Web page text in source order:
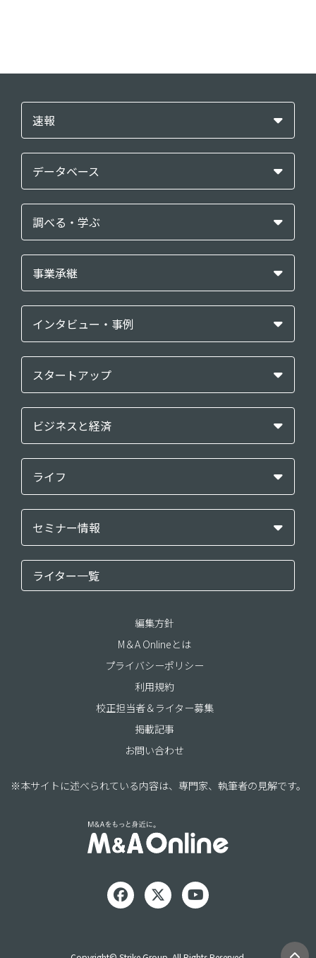
速報
データベース
調べる・学ぶ
事業承継
インタビュー・事例
スタートアップ
ビジネスと経済
ライフ
セミナー情報
ライター一覧
編集方針
M＆A Onlineとは
プライバシーポリシー
利用規約
校正担当者＆ライター募集
掲載記事
お問い合わせ
※本サイトに述べられている内容は、専門家、執筆者の見解です。